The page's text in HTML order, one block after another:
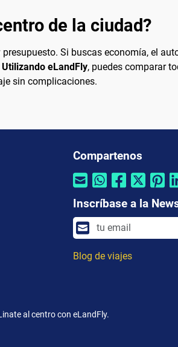
de la ciudad?
Si buscas economía, el
Utilizando eLandFly, puedes comparar
sin complicaciones.
Compartenos
Inscríbase a la
Blog de viajes
al centro con eLandFly.